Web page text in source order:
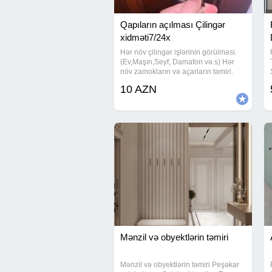
Qapıların açılması Çilingər
xidməti7/24x
Hər növ çilingər işlərinin görülməsi.
(Ev,Maşın,Seyf, Damafon və.s) Hər
növ zamokların və açarların təmiri.
təmiri. Açarların dublikart olunması.
10 AZN
Mənzil və obyektlərin təmiri
Mənzil və obyektlərin təmiri Peşəkar